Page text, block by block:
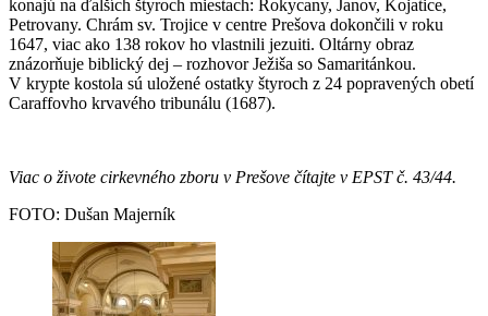
konajú na ďalších štyroch miestach: Rokycany, Janov, Kojatice,
Petrovany. Chrám sv. Trojice v centre Prešova dokončili v roku
1647, viac ako 138 rokov ho vlastnili jezuiti. Oltárny obraz
znázorňuje biblický dej – rozhovor Ježiša so Samaritánkou.
V krypte kostola sú uložené ostatky štyroch z 24 popravených obetí
Caraffovho krvavého tribunálu (1687).
Viac o živote cirkevného zboru v Prešove čítajte v EPST č. 43/44.
FOTO: Dušan Majerník